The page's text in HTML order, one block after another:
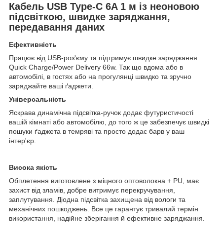
Кабель USB Type-C 6A 1 м із неоновою
підсвіткою, швидке заряджання,
передавання даних
Ефективність
Працює від USB-роз'єму та підтримує швидке заряджання
Quick Charge/Power Delivery 66w. Так що вдома або в
автомобілі, в гостях або на прогулянці швидко та зручно
заряджайте ваші ґаджети.
Універсальність
Яскрава динамічна підсвітка-ручок додає футуристичості
вашій кімнаті або автомобілю, до того ж це забезпечує швидкі
пошуки ґаджета в темряві та просто додає барв у ваш
інтер'єр.
Висока якість
Обплетення виготовлене з міцного оптоволокна + PU, має
захист від зламів, добре витримує перекручування,
заплутування. Діодна підсвітка захищена від вологи та
механічних пошкоджень. Все це гарантує тривалий термін
використання, надійне зберігання й ефективне заряджання.